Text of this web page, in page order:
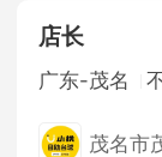
店长
广东-茂名
茂名市